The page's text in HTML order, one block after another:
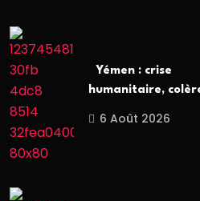
Yémen : crise
humanitaire,
6 Août 2026